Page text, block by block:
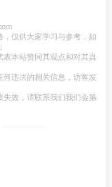
仅供大家学习与参考，如
本站赞同其观点和对其真
违法的相关信息，访客发
效，请联系我们我们会第